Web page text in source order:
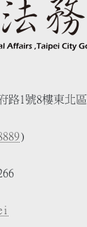
路1號8樓東北區
)